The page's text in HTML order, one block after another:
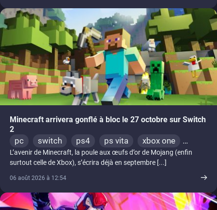
Minecraft arrivera gonflé à bloc le 27 octobre sur Switch
2
pc switch ps4 ps vita
xbox one
wiiu
3ds ps3 xbox 360 switch 2
L’avenir de Minecraft, la poule aux œufs d’or de Mojang (enfin
surtout celle de Xbox), s’écrira déjà en septembre [...]
06 août 2026 à 12:54